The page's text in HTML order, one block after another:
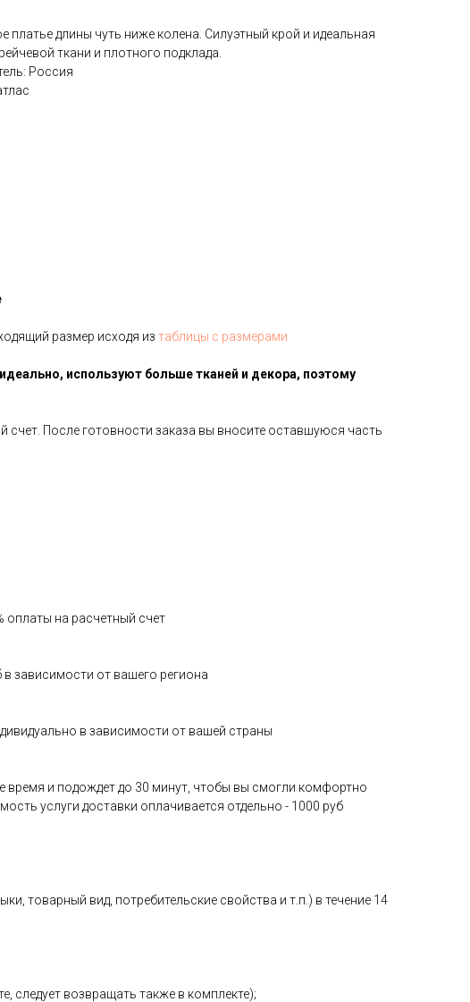
платье длины чуть ниже колена. Силуэтный крой и идеальная
ткани и плотного подклада.
Россия
размер исходя из таблицы с размерами
используют больше тканей и декора, поэтому
счет. После готовности заказа вы вносите оставшуюся часть
оплаты на расчетный счет
зависимости от вашего региона
в зависимости от вашей страны
время и подождет до 30 минут, чтобы вы смогли комфортно
услуги доставки оплачивается отдельно - 1000 руб
товарный вид, потребительские свойства и т.п.) в течение 14
следует возвращать также в комплекте);